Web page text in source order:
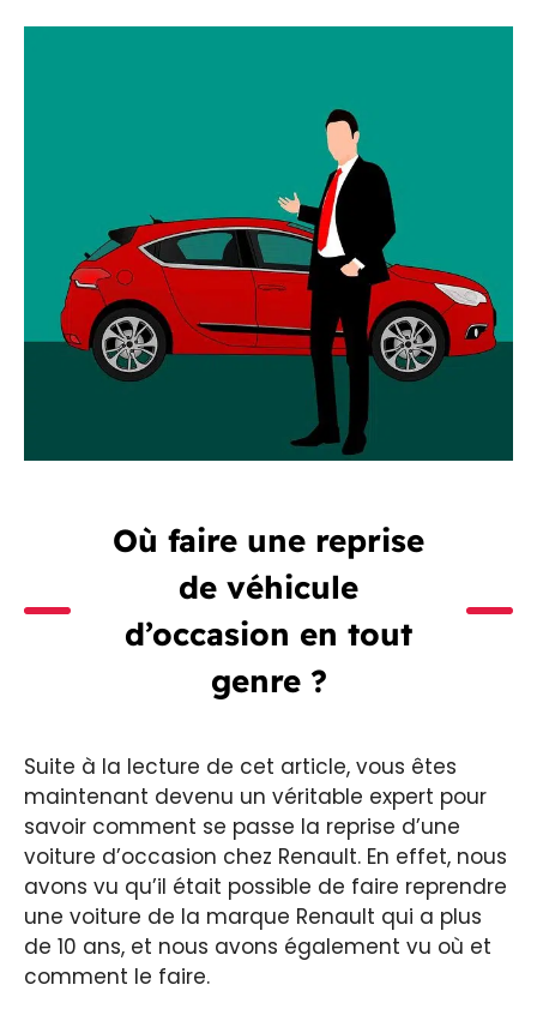
Où faire une reprise
de véhicule
d’occasion en tout
genre ?
Suite à la lecture de cet article, vous êtes
maintenant devenu un véritable expert pour
savoir comment se passe la reprise d’une
voiture d’occasion chez Renault. En effet, nous
avons vu qu’il était possible de faire reprendre
une voiture de la marque Renault qui a plus
de 10 ans, et nous avons également vu où et
comment le faire.